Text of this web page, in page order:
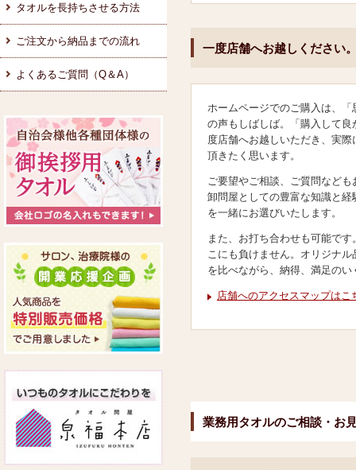
一度店舗へお越しください
ホームページでのご購入は、
の声もしばしば。「購入して
度店舗へお越しいただき、実
頂きたく思います。
ご要望やご相談、ご質問など
卸問屋としての豊富な知識と
を一緒にお選びいたします。
また、お打ち合わせも可能で
こにも負けません。オリジナ
を比べながら、納得、満足の
店舗へのアクセスマップはこ
業務用タオルのご相談・お
タオルを長持ちさせる方法
ご注文から納品までの流れ
よくあるご質問（Q＆A）